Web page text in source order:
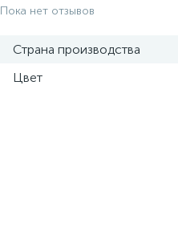
Пока нет отзывов
Страна производства
Цвет